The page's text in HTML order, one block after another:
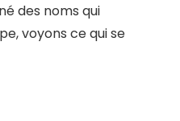
des noms qui
voyons ce qui se